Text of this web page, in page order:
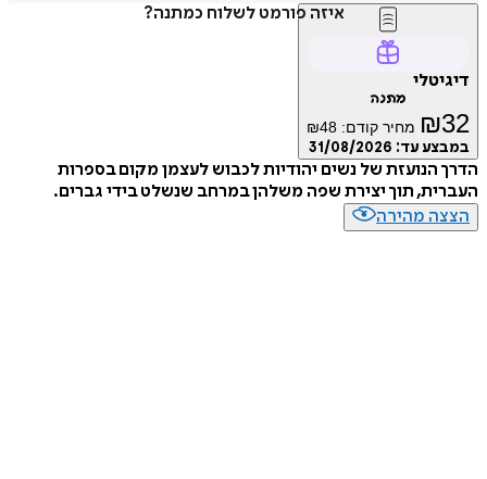
איזה פורמט לשלוח כמתנה?
דיגיטלי
מתנה
₪32 מחיר קודם: ₪48
במבצע עד: 31/08/2026
הדרך הנועזת של נשים יהודיות לכבוש לעצמן מקום בספרות
העברית, תוך יצירת שפה משלהן במרחב שנשלט בידי גברים.
הצצה מהירה